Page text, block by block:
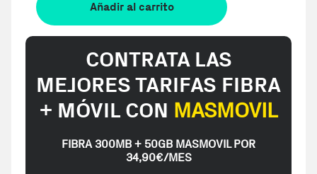
Añadir al carrito
CONTRATA LAS
MEJORES TARIFAS FIBRA
+ MÓVIL CON MASMOVIL
FIBRA 300MB + 50GB MASMOVIL POR
34,90€/MES